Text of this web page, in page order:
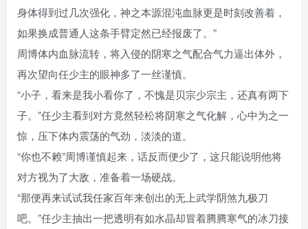
身体得到过几次强化，神之本源混沌血脉更是时刻改善着，
如果换成普通人这条手臂定然已经报废了。”
周博体内血脉流转，将入侵的阴寒之气配合气力逼出体外，
再次望向任少主的眼神多了一丝谨慎。
“小子，看来是我小看你了，不愧是贝宗少宗主，还真有两下
子。”任少主看到对方竟然轻松将阴寒之气化解，心中为之一
惊，压下体内震荡的气劲，淡淡的道。
“你也不赖”周博谨慎起来，话反而便少了，这只能说明他将
对方视为了大敌，准备着一场硬战。
“那便再来试试我任家百年来创出的无上武学阴煞九极刀
吧。”任少主抽出一把透明有如水晶却冒着腾腾寒气的冰刀接